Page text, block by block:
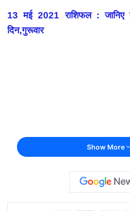
13 मई 2021 राशिफल :
दिन,गुरूवार
Show More